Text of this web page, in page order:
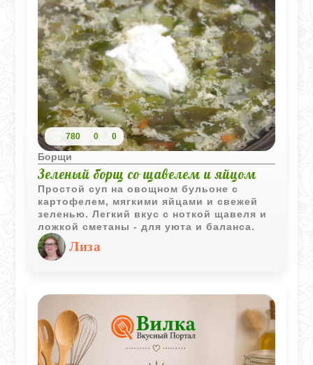
780 0 0
Борщи
Зеленый борщ со щавелем и яйцом
Простой суп на овощном бульоне с
картофелем, мягкими яйцами и свежей
зеленью. Легкий вкус с ноткой щавеля и
ложкой сметаны - для уюта и баланса.
Лиза